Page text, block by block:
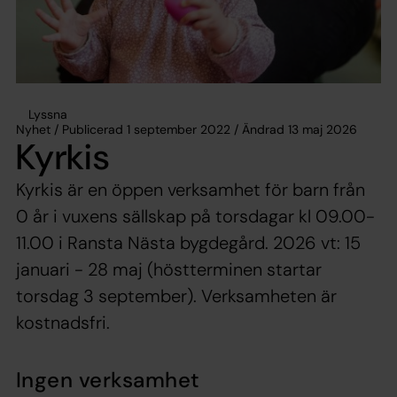
Lyssna
Nyhet / Publicerad 1 september 2022 / Ändrad 13 maj 2026
Kyrkis
Kyrkis är en öppen verksamhet för barn från
0 år i vuxens sällskap på torsdagar kl 09.00-
11.00 i Ransta Nästa bygdegård. 2026 vt: 15
januari - 28 maj (höstterminen startar
torsdag 3 september). Verksamheten är
kostnadsfri.
Ingen verksamhet